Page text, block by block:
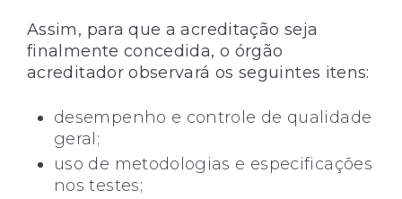
Assim, para que a acreditação seja
finalmente concedida, o órgão
acreditador observará os seguintes itens:
desempenho e controle de qualidade
geral;
uso de metodologias e especificações
nos testes;